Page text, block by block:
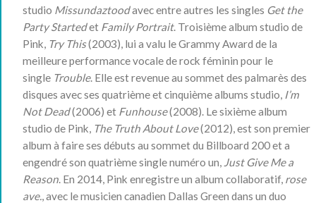
studio Missundaztoodavec entre autres les singles Get the
Party Startedet Family Portrait. Troisième album studio de
Pink, Try This(2003), lui a valu le Grammy Award de la
meilleure performance vocale de rock féminin pour le
single Trouble. Elle est revenue au sommet des palmarès des
disques avec ses quatrième et cinquième albums studio, I’m
Not Dead(2006) et Funhouse(2008). Le sixième album
studio de Pink, The Truth About Love(2012), est son premier
album à faire ses débuts au sommet du Billboard 200 et a
engendré son quatrième single numéro un, Just Give Me a
Reason. En 2014, Pink enregistre un album collaboratif, rose
ave., avec le musicien canadien Dallas Green dans un duo